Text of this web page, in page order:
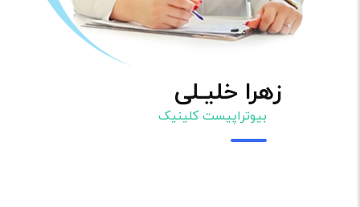
زهرا خلیـلی
بیوتراپیست کلینیک